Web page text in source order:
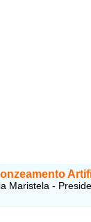
Maristela -